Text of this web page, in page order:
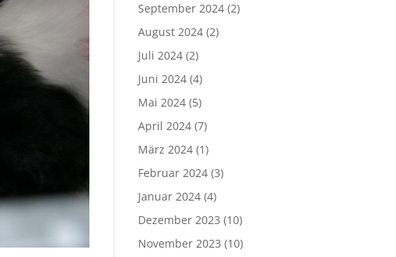
September 2024 (2)
August 2024 (2)
Juli 2024 (2)
Juni 2024 (4)
Mai 2024 (5)
April 2024 (7)
März 2024 (1)
Februar 2024 (3)
Januar 2024 (4)
Dezember 2023 (10)
November 2023 (10)